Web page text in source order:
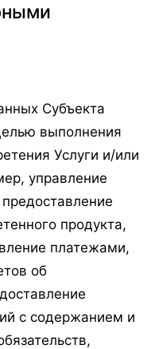
Субъекта
выполнения
Услуги и/или
управление
продукта,
платежами,
об
с содержанием и